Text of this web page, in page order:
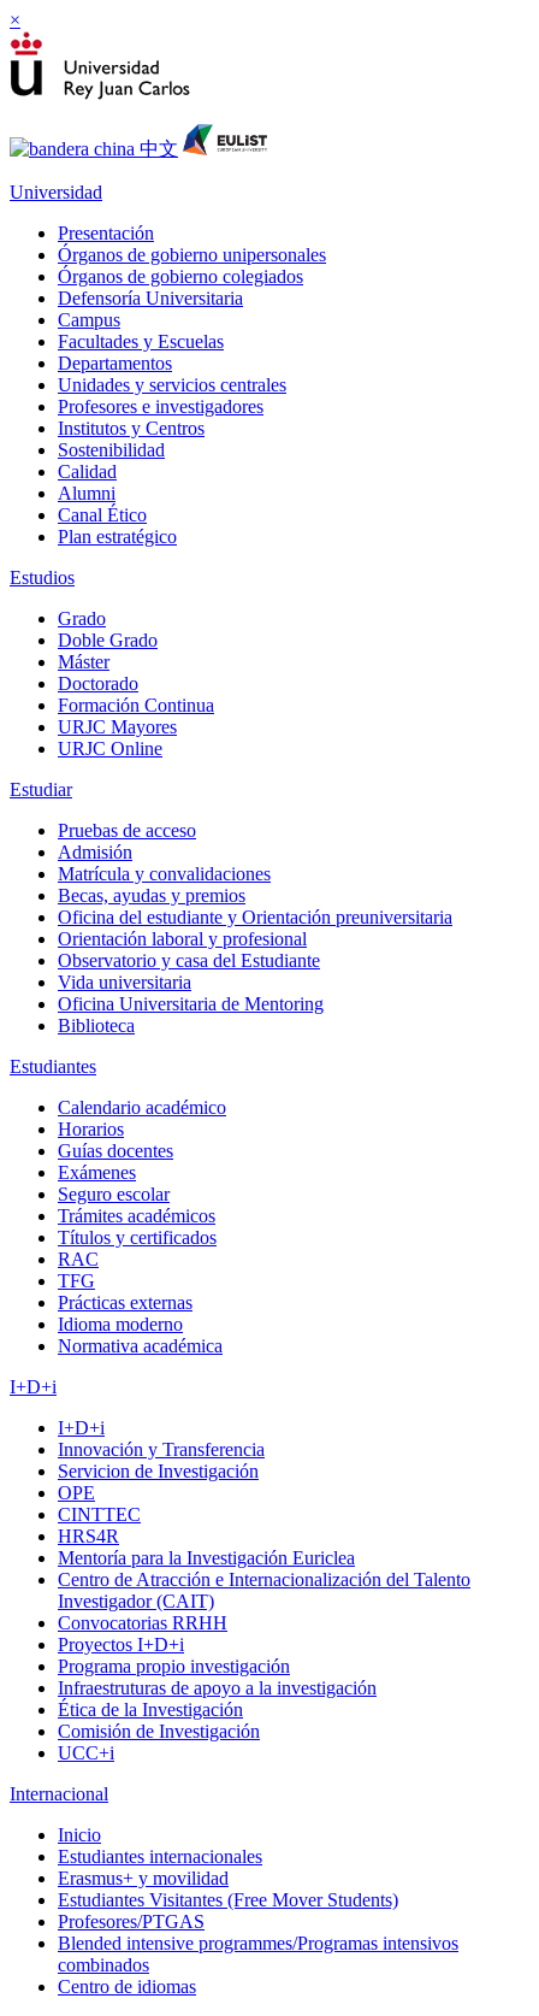
×
Universidad
Presentación
Órganos de gobierno unipersonales
Órganos de gobierno colegiados
Defensoría Universitaria
Campus
Facultades y Escuelas
Departamentos
Unidades y servicios centrales
Profesores e investigadores
Institutos y Centros
Sostenibilidad
Calidad
Alumni
Canal Ético
Plan estratégico
Estudios
Grado
Doble Grado
Máster
Doctorado
Formación Continua
URJC Mayores
URJC Online
Estudiar
Pruebas de acceso
Admisión
Matrícula y convalidaciones
Becas, ayudas y premios
Oficina del estudiante y Orientación preuniversitaria
Orientación laboral y profesional
Observatorio y casa del Estudiante
Vida universitaria
Oficina Universitaria de Mentoring
Biblioteca
Estudiantes
Calendario académico
Horarios
Guías docentes
Exámenes
Seguro escolar
Trámites académicos
Títulos y certificados
RAC
TFG
Prácticas externas
Idioma moderno
Normativa académica
I+D+i
I+D+i
Innovación y Transferencia
Servicion de Investigación
OPE
CINTTEC
HRS4R
Mentoría para la Investigación Euriclea
Centro de Atracción e Internacionalización del Talento
Investigador (CAIT)
Convocatorias RRHH
Proyectos I+D+i
Programa propio investigación
Infraestruturas de apoyo a la investigación
Ética de la Investigación
Comisión de Investigación
UCC+i
Internacional
Inicio
Estudiantes internacionales
Erasmus+ y movilidad
Estudiantes Visitantes (Free Mover Students)
Profesores/PTGAS
Blended intensive programmes/Programas intensivos
combinados
Centro de idiomas